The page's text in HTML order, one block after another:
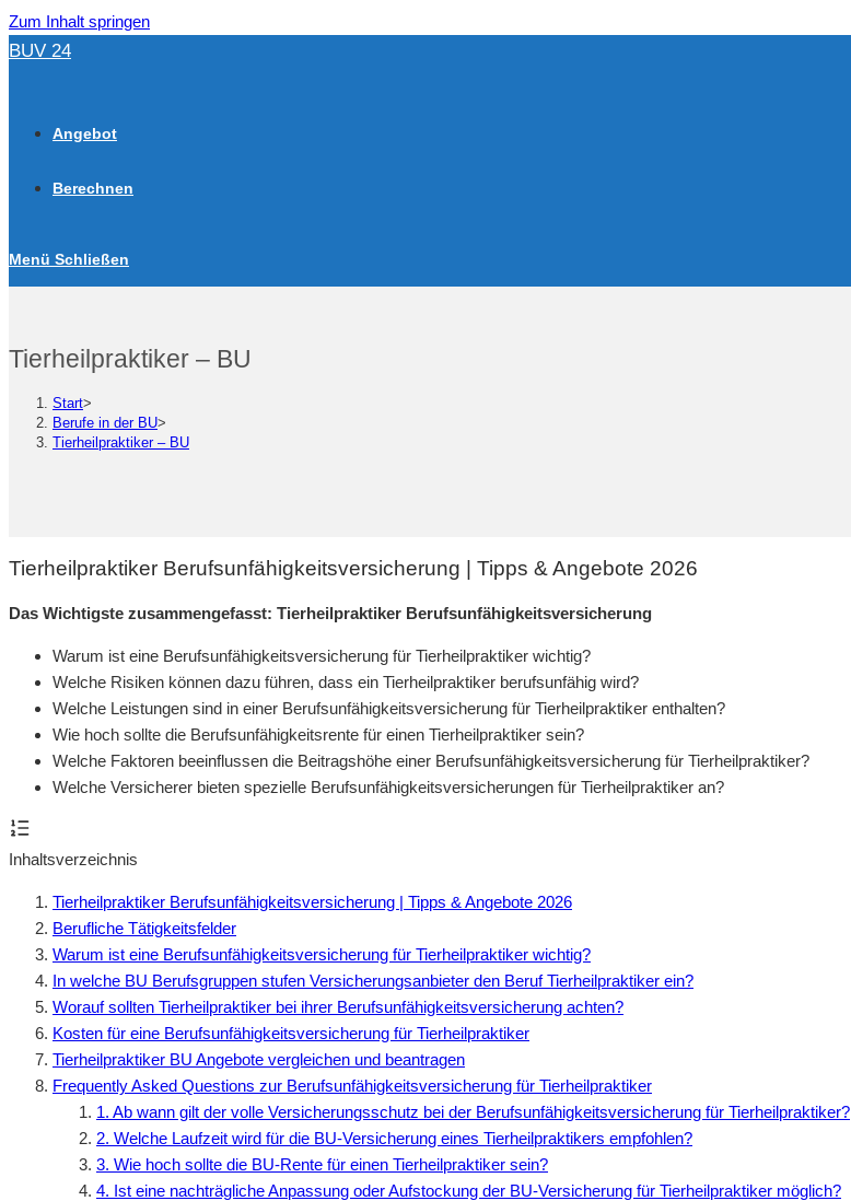
Zum Inhalt springen
BUV 24
Angebot
Berechnen
Menü Schließen
Tierheilpraktiker – BU
Start>
Berufe in der BU>
Tierheilpraktiker – BU
Tierheilpraktiker Berufsunfähigkeitsversicherung | Tipps & Angebote 2026
Das Wichtigste zusammengefasst: Tierheilpraktiker Berufsunfähigkeitsversicherung
Warum ist eine Berufsunfähigkeitsversicherung für Tierheilpraktiker wichtig?
Welche Risiken können dazu führen, dass ein Tierheilpraktiker berufsunfähig wird?
Welche Leistungen sind in einer Berufsunfähigkeitsversicherung für Tierheilpraktiker enthalten?
Wie hoch sollte die Berufsunfähigkeitsrente für einen Tierheilpraktiker sein?
Welche Faktoren beeinflussen die Beitragshöhe einer Berufsunfähigkeitsversicherung für Tierheilpraktiker?
Welche Versicherer bieten spezielle Berufsunfähigkeitsversicherungen für Tierheilpraktiker an?
Inhaltsverzeichnis
Tierheilpraktiker Berufsunfähigkeitsversicherung | Tipps & Angebote 2026
Berufliche Tätigkeitsfelder
Warum ist eine Berufsunfähigkeitsversicherung für Tierheilpraktiker wichtig?
In welche BU Berufsgruppen stufen Versicherungsanbieter den Beruf Tierheilpraktiker ein?
Worauf sollten Tierheilpraktiker bei ihrer Berufsunfähigkeitsversicherung achten?
Kosten für eine Berufsunfähigkeitsversicherung für Tierheilpraktiker
Tierheilpraktiker BU Angebote vergleichen und beantragen
Frequently Asked Questions zur Berufsunfähigkeitsversicherung für Tierheilpraktiker
1. Ab wann gilt der volle Versicherungsschutz bei der Berufsunfähigkeitsversicherung für Tierheilpraktiker?
2. Welche Laufzeit wird für die BU-Versicherung eines Tierheilpraktikers empfohlen?
3. Wie hoch sollte die BU-Rente für einen Tierheilpraktiker sein?
4. Ist eine nachträgliche Anpassung oder Aufstockung der BU-Versicherung für Tierheilpraktiker möglich?